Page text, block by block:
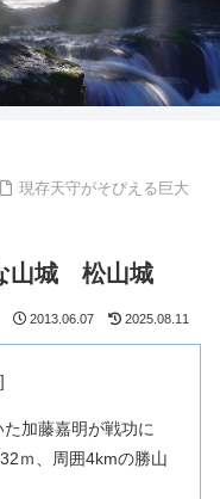
現存天守がそびえる巨大
山城 松山城
2013.06.07 2025.08.11
加藤嘉明が戦功に
ｍ、周囲4kmの勝山